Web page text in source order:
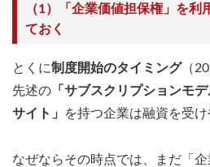
（1）「企業価値担保権」を
ておく
とくに制度開始のタイミング（
先述の 「サブスクリプションモ
サイト」
を持つ企業は融資を受け
なぜならその時点では、まだ「